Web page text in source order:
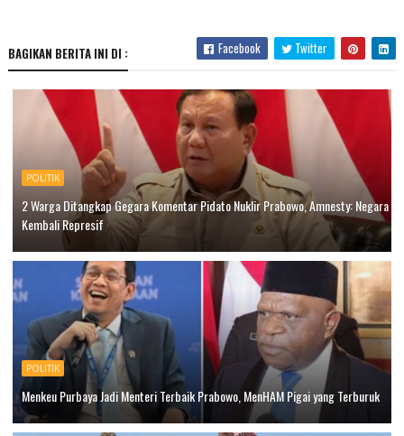
BAGIKAN BERITA INI DI : Facebook Twitter
POLITIK
2 Warga Ditangkap Gegara Komentar Pidato Nuklir Prabowo, Amnesty: Negara
Kembali Represif
POLITIK
Menkeu Purbaya Jadi Menteri Terbaik Prabowo, MenHAM Pigai yang Terburuk